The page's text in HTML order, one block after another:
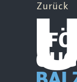
Zurück